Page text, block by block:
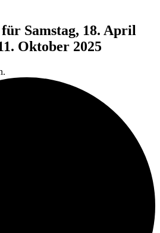
Samstag, 18. April
Oktober 2025